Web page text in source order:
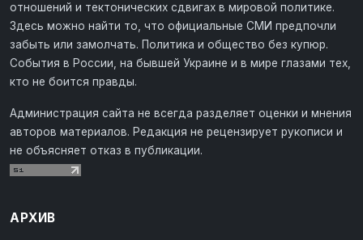
отношений и тектонических сдвигах в мировой политике.
Здесь можно найти то, что официальные СМИ предпочли
забыть или замолчать. Политика и общество без купюр.
События в России, на бывшей Украине и в мире глазами тех,
кто не боится правды.
Администрация сайта не всегда разделяет оценки и мнения
авторов материалов. Редакция не рецензирует рукописи и
не объясняет отказ в публикации.
АРХИВ